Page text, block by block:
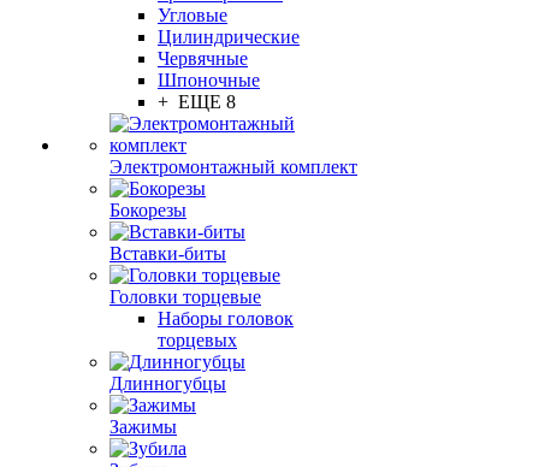
Угловые
Цилиндрические
Червячные
Шпоночные
+ ЕЩЕ 8
Электромонтажный комплект
Бокорезы
Вставки-биты
Головки торцевые
Наборы головок
торцевых
Длинногубцы
Зажимы